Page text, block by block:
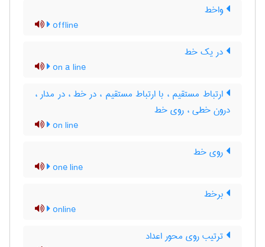
واخط
offline
در یک خط
on a line
ارتباط مستقیم ، با ارتباط مستقیم ، در خط ، در مدار ،
درون خطی ، روی خط
on line
روی خط
one line
برخط
online
ترتیب روی محور اعداد